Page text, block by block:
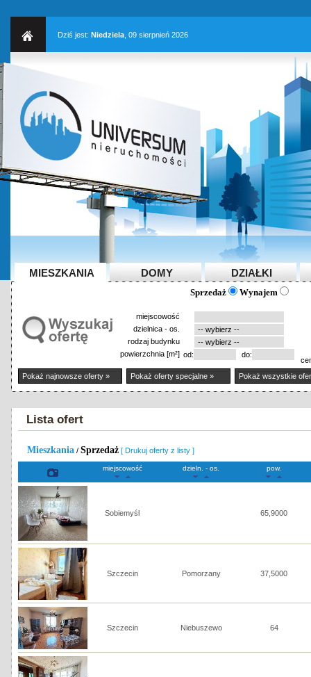
Dziś jest: Niedziela , 09 sierpnień 2026
Sprzedaż Wynajem
MIESZKANIA DOMY DZIAŁKI
miejscowość
dzielnica - os.
rodzaj budynku
powierzchnia [m²] od: do:
Pokaż najnowsze oferty »
Pokaż oferty specjalne » Pokaż wszystkie
Lista ofert
Mieszkania / Sprzedaż [ Drukuj oferty z listy ]
miejscowość dzieln. - os. pow.
Sobiemyśl 65,9000
Szczecin Pomorzany 37,5000
Szczecin Niebuszewo 64